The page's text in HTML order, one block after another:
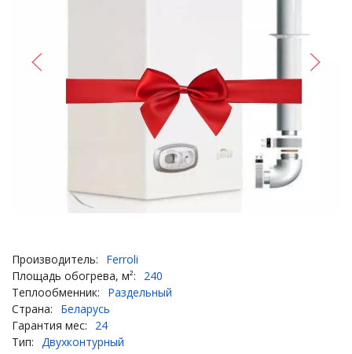
Производитель:
Ferroli
Площадь обогрева, м²:
240
Теплообменник:
Раздельный
Страна:
Беларусь
Гарантия мес:
24
Тип: Двухконтурный